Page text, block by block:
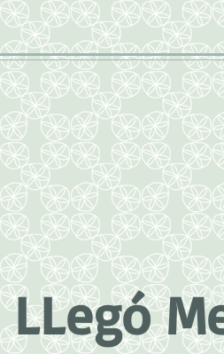
LLegó